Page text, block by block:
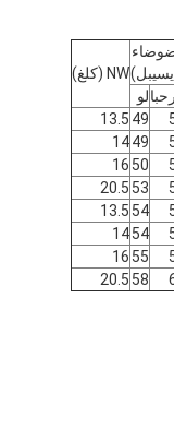
NW (كلغ)
لو
49
13.5
49
14
50
16
53
20.5
54
13.5
54
14
55
16
58
20.5